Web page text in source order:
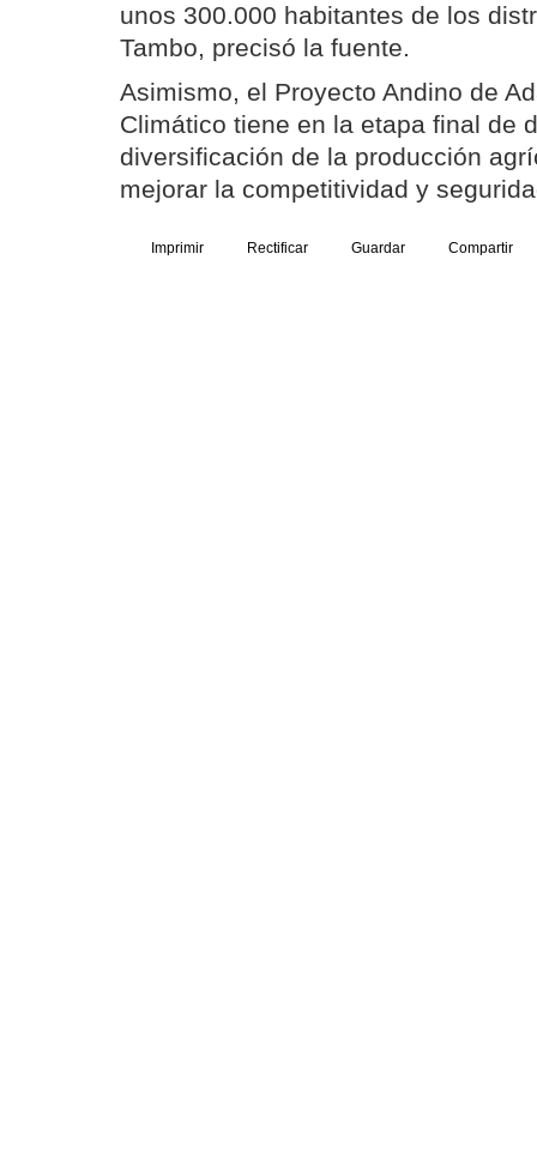
unos 300.000 habitantes de los
Tambo, precisó la fuente.
Asimismo, el Proyecto Andino de
Climático tiene en la etapa final de
diversificación de la producción
mejorar la competitividad y
Imprimir Rectificar Guardar Compartir